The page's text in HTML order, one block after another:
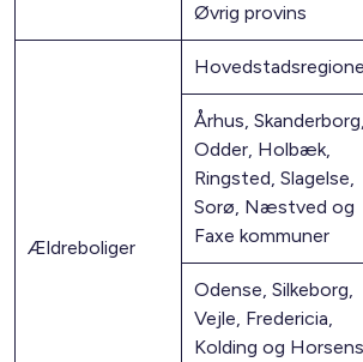
Øvrig provins
Ældreboliger
Århus, Skanderborg,
Odder, Holbæk,
Ringsted, Slagelse,
Sorø, Næstved og
Faxe kommuner
Odense, Silkeborg,
Vejle, Fredericia,
Kolding og Horsens